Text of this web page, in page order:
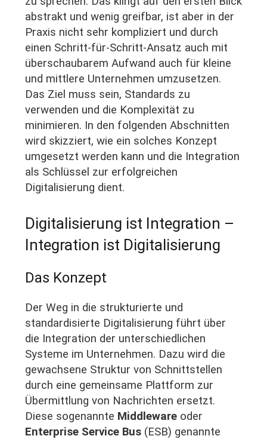
abstrakt und wenig greifbar, ist aber in der
Praxis nicht sehr kompliziert und durch
einen Schritt-für-Schritt-Ansatz auch mit
überschaubarem Aufwand auch für kleine
und mittlere Unternehmen umzusetzen.
Das Ziel muss sein, Standards zu
verwenden und die Komplexität zu
minimieren. In den folgenden Abschnitten
wird skizziert, wie ein solches Konzept
umgesetzt werden kann und die Integration
als Schlüssel zur erfolgreichen
Digitalisierung dient.
Digitalisierung ist Integration –
Integration ist Digitalisierung
Das Konzept
Der Weg in die strukturierte und
standardisierte Digitalisierung führt über
die Integration der unterschiedlichen
Systeme im Unternehmen. Dazu wird die
gewachsene Struktur von Schnittstellen
durch eine gemeinsame Plattform zur
Übermittlung von Nachrichten ersetzt.
Diese sogenannte Middleware oder
Enterprise Service Bus (ESB) genannte